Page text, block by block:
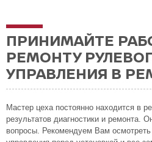
ПРИНИМАЙТЕ
РЕМОНТУ
УПРАВЛЕНИЯ В
Мастер цеха постоянно находится в
результатов диагностики и ремонта.
вопросы. Рекомендуем Вам осмотреть